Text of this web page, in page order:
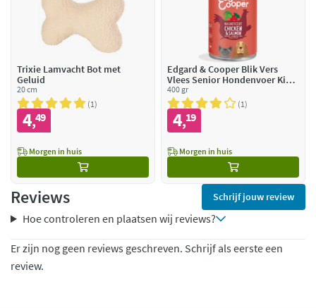
Trixie Lamvacht Bot met
Geluid
20 cm
1
4,49
Morgen in huis
Edgard & Cooper Blik Vers
Vlees Senior Hondenvoer Kip -
Zalm
400 gr
1
4,19
Morgen in huis
Reviews Schrijf jouw review
Hoe controleren en plaatsen wij reviews?
Er zijn nog geen reviews geschreven. Schrijf als eerste een
review.